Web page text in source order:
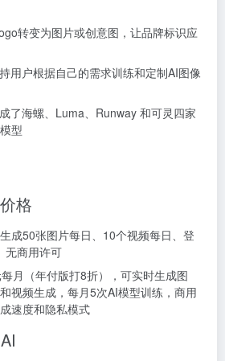
转变为图片或创意图，让品牌标识应
用户根据自己的需求训练和定制AI图像
了海螺、Luma、Runway 和可灵四家
型
格
成50张图片每日、10个视频每日、登
无商用许可
月（年付版打8折），可实时生成图
视频生成，每月5次AI模型训练，商用
速度和隐私模式